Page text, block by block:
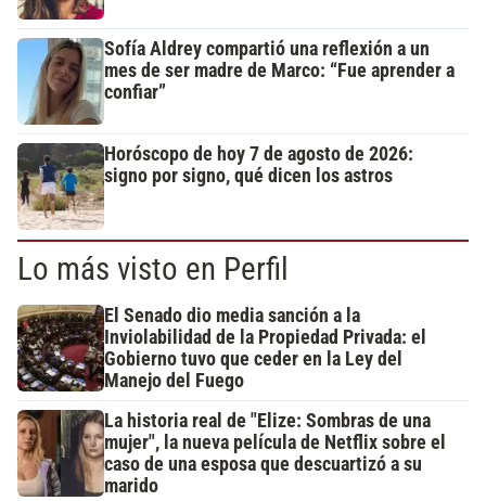
Sofía Aldrey compartió una reflexión a un
mes de ser madre de Marco: “Fue aprender a
confiar”
Horóscopo de hoy 7 de agosto de 2026:
signo por signo, qué dicen los astros
Lo más visto en Perfil
El Senado dio media sanción a la
Inviolabilidad de la Propiedad Privada: el
Gobierno tuvo que ceder en la Ley del
Manejo del Fuego
La historia real de "Elize: Sombras de una
mujer", la nueva película de Netflix sobre el
caso de una esposa que descuartizó a su
marido